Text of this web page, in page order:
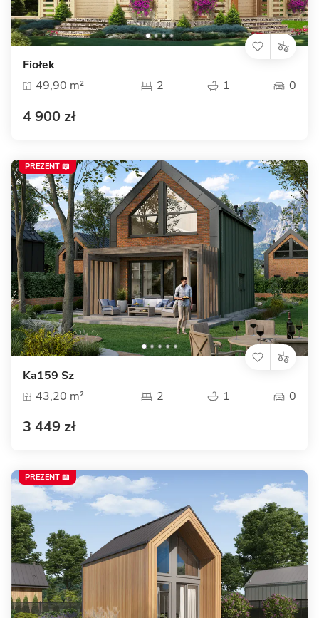
Fiołek
49,90 m²
2 1 0
4 900 zł
Ka159 Sz
43,20 m²
2 1 0
3 449 zł
PREZENT 📖
PREZENT 📖